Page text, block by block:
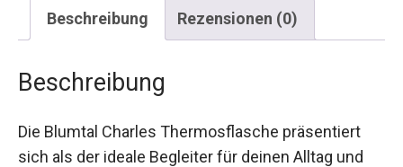
Beschreibung Rezensionen (0)
Beschreibung
Die Blumtal Charles Thermosflasche präsentiert
sich als der ideale Begleiter für deinen Alltag und